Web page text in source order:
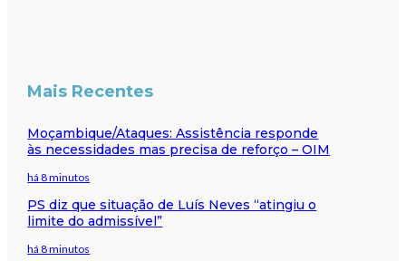
Mais Recentes
Moçambique/Ataques: Assistência responde
às necessidades mas precisa de reforço – OIM
há 8 minutos
PS diz que situação de Luís Neves “atingiu o
limite do admissível”
há 8 minutos